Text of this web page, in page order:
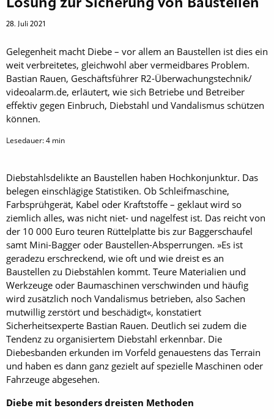
Lösung zur Sicherung von Baustellen
28. Juli 2021
Gelegenheit macht Diebe – vor allem an Baustellen ist dies ein
weit verbreitetes, gleichwohl aber vermeidbares Problem.
Bastian Rauen, Geschäftsführer R2-Überwachungstechnik/
videoalarm.de, erläutert, wie sich Betriebe und Betreiber
effektiv gegen Einbruch, Diebstahl und Vandalismus schützen
können.
Lesedauer:4 min
Diebstahlsdelikte an Baustellen haben Hochkonjunktur. Das
belegen einschlägige Statistiken. Ob Schleifmaschine,
Farbsprühgerät, Kabel oder Kraftstoffe – geklaut wird so
ziemlich alles, was nicht niet- und nagelfest ist. Das reicht von
der 10 000 Euro teuren Rüttelplatte bis zur Baggerschaufel
samt Mini-Bagger oder Baustellen-Absperrungen. »Es ist
geradezu erschreckend, wie oft und wie dreist es an
Baustellen zu Diebstählen kommt. Teure Materialien und
Werkzeuge oder Baumaschinen verschwinden und häufig
wird zusätzlich noch Vandalismus betrieben, also Sachen
mutwillig zerstört und beschädigt«, konstatiert
Sicherheitsexperte Bastian Rauen. Deutlich sei zudem die
Tendenz zu organisiertem Diebstahl erkennbar. Die
Diebesbanden erkunden im Vorfeld genauestens das Terrain
und haben es dann ganz gezielt auf spezielle Maschinen oder
Fahrzeuge abgesehen.
Diebe mit besonders dreisten Methoden